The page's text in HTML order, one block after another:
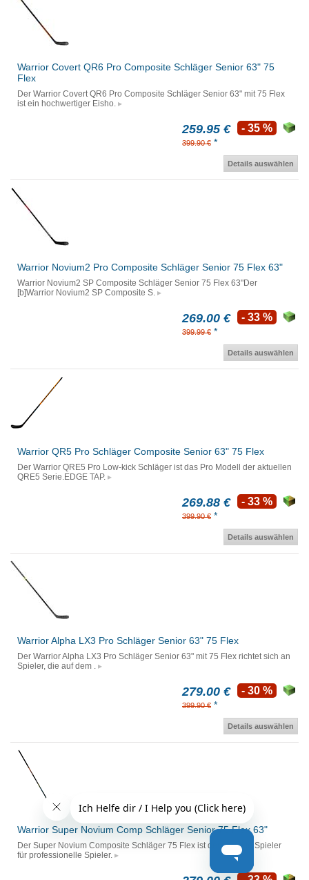
Warrior Covert QR6 Pro Composite Schläger Senior 63" 75
Flex
Der Warrior Covert QR6 Pro Composite Schläger Senior 63" mit 75 Flex
ist ein hochwertiger Eisho.
259.95 €
399.90 € *
- 35 %
Details auswählen
Warrior Novium2 Pro Composite Schläger Senior 75 Flex 63"
Warrior Novium2 SP Composite Schläger Senior 75 Flex 63"Der
[b]Warrior Novium2 SP Composite S.
269.00 €
399.99 € *
- 33 %
Details auswählen
Warrior QR5 Pro Schläger Composite Senior 63" 75 Flex
Der Warrior QRE5 Pro Low-kick Schläger ist das Pro Modell der aktuellen
QRE5 Serie.EDGE TAP.
269.88 €
399.90 € *
- 33 %
Details auswählen
Warrior Alpha LX3 Pro Schläger Senior 63" 75 Flex
Der Warrior Alpha LX3 Pro Schläger Senior 63" mit 75 Flex richtet sich an
Spieler, die auf dem .
279.00 €
399.90 € *
- 30 %
Details auswählen
Warrior Super Novium Comp Schläger Senior 75 Flex 63"
Der Super Novium Composite Schläger 75 Flex ist der perfekte Spieler
für professionelle Spieler.